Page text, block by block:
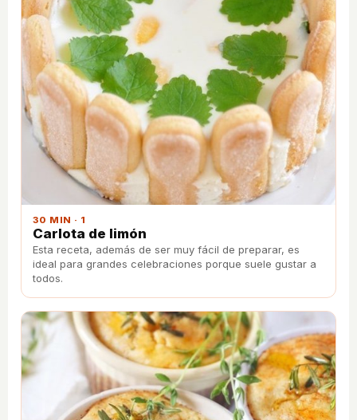
30 MIN · 1
Carlota de limón
Esta receta, además de ser muy fácil de preparar, es
ideal para grandes celebraciones porque suele gustar a
todos.